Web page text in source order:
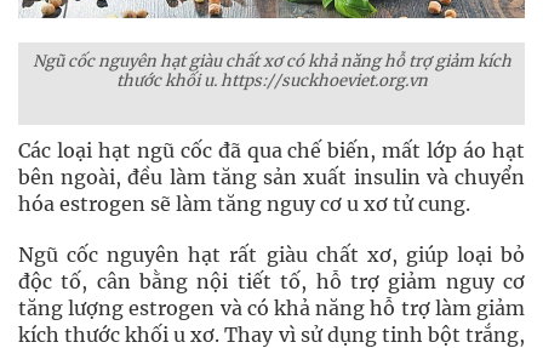
Ngũ cốc nguyên hạt giàu chất xơ có khả năng hỗ trợ giảm kích
thước khối u. https://suckhoeviet.org.vn
Các loại hạt ngũ cốc đã qua chế biến, mất lớp áo hạt
bên ngoài, đều làm tăng sản xuất insulin và chuyển
hóa estrogen sẽ làm tăng nguy cơ u xơ tử cung.
Ngũ cốc nguyên hạt rất giàu chất xơ, giúp loại bỏ
độc tố, cân bằng nội tiết tố, hỗ trợ giảm nguy cơ
tăng lượng estrogen và có khả năng hỗ trợ làm giảm
kích thước khối u xơ. Thay vì sử dụng tinh bột trắng,